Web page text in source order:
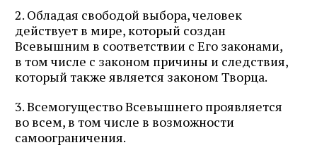
2. Обладая свободой выбора, человек
действует в мире, который создан
Всевышним в соответствии с Его законами,
в том числе с законом причины и следствия,
который также является законом Творца.
3. Всемогущество Всевышнего проявляется
во всем, в том числе в возможности
самоограничения.